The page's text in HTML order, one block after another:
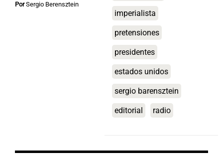
Por Sergio Berensztein
imperialista
pretensiones
presidentes
estados unidos
sergio barensztein
editorial radio